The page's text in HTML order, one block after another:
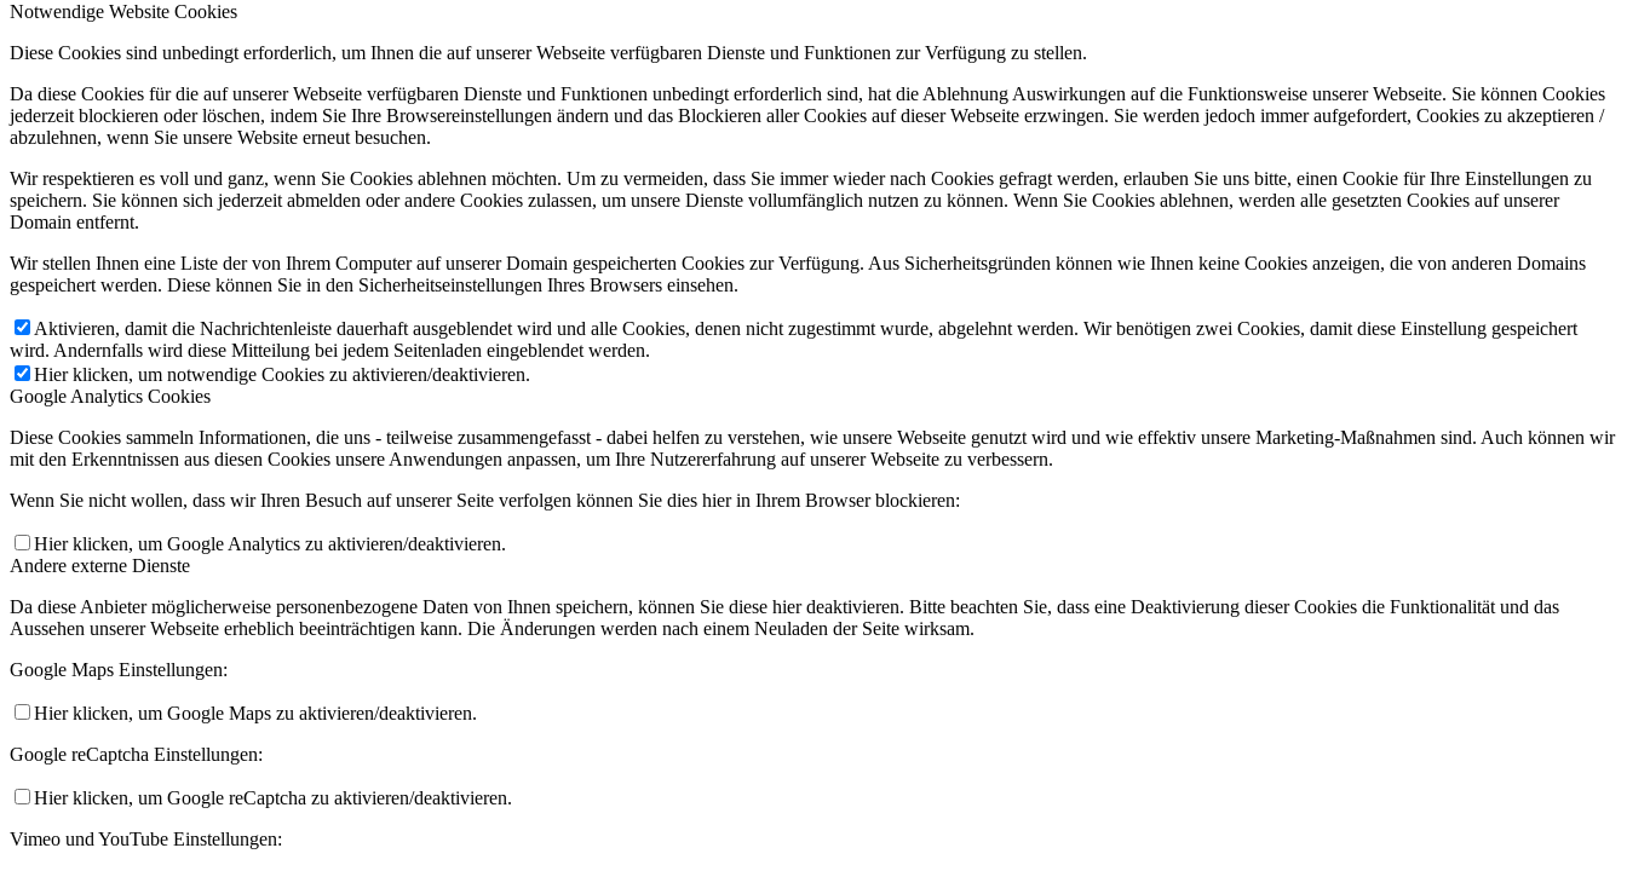
Notwendige Website Cookies
Diese Cookies sind unbedingt erforderlich, um Ihnen die auf unserer Webseite verfügbaren Dienste und Funktionen zur Verfügung zu stellen.
Da diese Cookies für die auf unserer Webseite verfügbaren Dienste und Funktionen unbedingt erforderlich sind, hat die Ablehnung Auswirkungen auf die Funktionsweise unserer Webseite. Sie können Cookies
jederzeit blockieren oder löschen, indem Sie Ihre Browsereinstellungen ändern und das Blockieren aller Cookies auf dieser Webseite erzwingen. Sie werden jedoch immer aufgefordert, Cookies zu akzeptieren /
abzulehnen, wenn Sie unsere Website erneut besuchen.
Wir respektieren es voll und ganz, wenn Sie Cookies ablehnen möchten. Um zu vermeiden, dass Sie immer wieder nach Cookies gefragt werden, erlauben Sie uns bitte, einen Cookie für Ihre Einstellungen zu
speichern. Sie können sich jederzeit abmelden oder andere Cookies zulassen, um unsere Dienste vollumfänglich nutzen zu können. Wenn Sie Cookies ablehnen, werden alle gesetzten Cookies auf unserer
Domain entfernt.
Wir stellen Ihnen eine Liste der von Ihrem Computer auf unserer Domain gespeicherten Cookies zur Verfügung. Aus Sicherheitsgründen können wie Ihnen keine Cookies anzeigen, die von anderen Domains
gespeichert werden. Diese können Sie in den Sicherheitseinstellungen Ihres Browsers einsehen.
Aktivieren, damit die Nachrichtenleiste dauerhaft ausgeblendet wird und alle Cookies, denen nicht zugestimmt wurde, abgelehnt werden. Wir benötigen zwei Cookies, damit diese Einstellung gespeichert
wird. Andernfalls wird diese Mitteilung bei jedem Seitenladen eingeblendet werden.
Hier klicken, um notwendige Cookies zu aktivieren/deaktivieren.
Google Analytics Cookies
Diese Cookies sammeln Informationen, die uns - teilweise zusammengefasst - dabei helfen zu verstehen, wie unsere Webseite genutzt wird und wie effektiv unsere Marketing-Maßnahmen sind. Auch können wir
mit den Erkenntnissen aus diesen Cookies unsere Anwendungen anpassen, um Ihre Nutzererfahrung auf unserer Webseite zu verbessern.
Wenn Sie nicht wollen, dass wir Ihren Besuch auf unserer Seite verfolgen können Sie dies hier in Ihrem Browser blockieren:
Hier klicken, um Google Analytics zu aktivieren/deaktivieren.
Andere externe Dienste
Da diese Anbieter möglicherweise personenbezogene Daten von Ihnen speichern, können Sie diese hier deaktivieren. Bitte beachten Sie, dass eine Deaktivierung dieser Cookies die Funktionalität und das
Aussehen unserer Webseite erheblich beeinträchtigen kann. Die Änderungen werden nach einem Neuladen der Seite wirksam.
Google Maps Einstellungen:
Hier klicken, um Google Maps zu aktivieren/deaktivieren.
Google reCaptcha Einstellungen:
Hier klicken, um Google reCaptcha zu aktivieren/deaktivieren.
Vimeo und YouTube Einstellungen: